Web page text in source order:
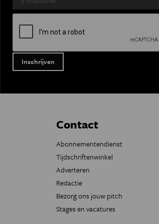
Contact
Abonnementendienst
Tijdschriftenwinkel
Adverteren
Redactie
Bezorg ons jouw pitch
Stages en vacatures